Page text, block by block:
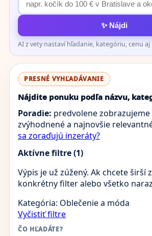
✨ Nájdi
AI z vety nastaví hľadanie, kategóriu, cenu
PRESNÉ VYHĽADÁVANIE
Nájdite ponuku podľa názvu,
Poradie: predvolene zobrazujeme
zvýhodnené a najnovšie
sa zoraďujú inzeráty?
Aktívne filtre (1)
Výpis je už zúžený. Ak chcete širší
konkrétny filter alebo všetko
Kategória: Oblečenie a móda
Vyčistiť filtre
ČO HĽADÁTE?